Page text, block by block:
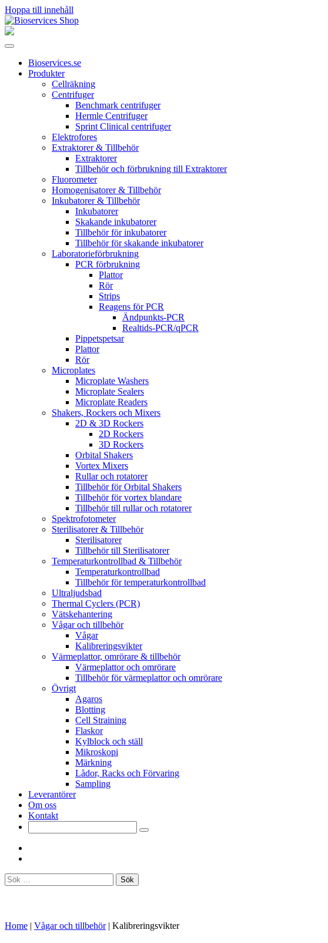
Hoppa till innehåll
Huvudnavigering
Bioservices.se
Produkter
Cellräkning
Centrifuger
Benchmark centrifuger
Hermle Centrifuger
Sprint Clinical centrifuger
Elektrofores
Extraktorer & Tillbehör
Extraktorer
Tillbehör och förbrukning till Extraktorer
Fluorometer
Homogenisatorer & Tillbehör
Inkubatorer & Tillbehör
Inkubatorer
Skakande inkubatorer
Tillbehör för inkubatorer
Tillbehör för skakande inkubatorer
Laboratorieförbrukning
PCR förbrukning
Plattor
Rör
Strips
Reagens för PCR
Ändpunkts-PCR
Realtids-PCR/qPCR
Pippetspetsar
Plattor
Rör
Microplates
Microplate Washers
Microplate Sealers
Microplate Readers
Shakers, Rockers och Mixers
2D & 3D Rockers
2D Rockers
3D Rockers
Orbital Shakers
Vortex Mixers
Rullar och rotatorer
Tillbehör för Orbital Shakers
Tillbehör för vortex blandare
Tillbehör till rullar och rotatorer
Spektrofotometer
Sterilisatorer & Tillbehör
Sterilisatorer
Tillbehör till Sterilisatorer
Temperaturkontrollbad & Tillbehör
Temperaturkontrollbad
Tillbehör för temperaturkontrollbad
Ultraljudsbad
Thermal Cyclers (PCR)
Vätskehantering
Vågar och tillbehör
Vågar
Kalibreringsvikter
Värmeplattor, omrörare & tillbehör
Värmeplattor och omrörare
Tillbehör för värmeplattor och omrörare
Övrigt
Agaros
Blotting
Cell Straining
Flaskor
Kylblock och ställ
Mikroskopi
Märkning
Lådor, Racks och Förvaring
Sampling
Leverantörer
Om oss
Kontakt
Sök
efter:
Home | Vågar och tillbehör | Kalibreringsvikter